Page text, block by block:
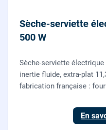
Sèche-serviette
500 W
Sèche-serviette électrique
inertie fluide, extra-plat
fabrication française :
En